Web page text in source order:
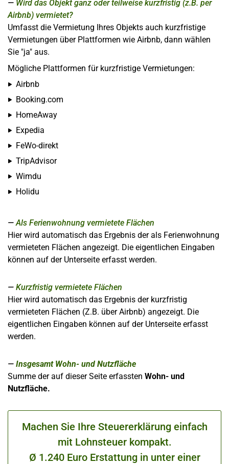
Wird das Objekt ganz oder teilweise kurzfristig (z.B. per
Airbnb) vermietet?
Umfasst die Vermietung Ihres Objekts auch kurzfristige
Vermietungen über Plattformen wie Airbnb, dann wählen
Sie "ja" aus.
Mögliche Plattformen für kurzfristige Vermietungen:
Airbnb
Booking.com
HomeAway
Expedia
FeWo-direkt
TripAdvisor
Wimdu
Holidu
Als Ferienwohnung vermietete Flächen
Hier wird automatisch das Ergebnis der als Ferienwohnung
vermieteten Flächen angezeigt. Die eigentlichen Eingaben
können auf der Unterseite erfasst werden.
Kurzfristig vermietete Flächen
Hier wird automatisch das Ergebnis der kurzfristig
vermieteten Flächen (Z.B. über Airbnb) angezeigt. Die
eigentlichen Eingaben können auf der Unterseite erfasst
werden.
Insgesamt Wohn- und Nutzfläche
Summe der auf dieser Seite erfassten Wohn- und
Nutzfläche.
Machen Sie Ihre Steuererklärung einfach
mit Lohnsteuer kompakt.
Ø 1.240 Euro Erstattung in unter einer